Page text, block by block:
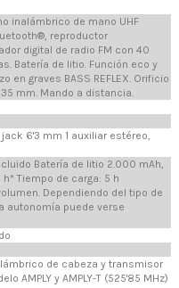
inalámbrico de mano UHF
reproductor
digital de radio FM con 40
Batería de litio. Función eco y
en graves BASS REFLEX. Orificio
mm. Mando a distancia.
6'3 mm 1 auxiliar estéreo,
Batería de litio 2.000 mAh,
Tiempo de carga: 5 h
Dependiendo del tipo de
autonomía puede verse
de cabeza y transmisor
AMPLY y AMPLY-T (525'85 MHz)